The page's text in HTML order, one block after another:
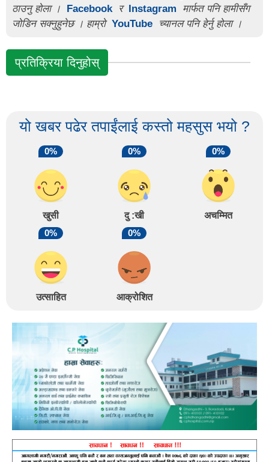
ठाउनु होला ।
Facebook र Instagram
मार्फत पनि हामीसँग
जोडिन सक्नुहुनेछ । हाम्रो YouTube च्यानल पनि हेर्नु होला ।
प्रतिक्रिया दिनुहोस्
यो खबर पढेर तपाईंलाई कस्तो महसुस भयो ?
0%
खुसी
0%
दु :खी
0%
अचम्मित
0%
उत्साहित
0%
आक्रोशित